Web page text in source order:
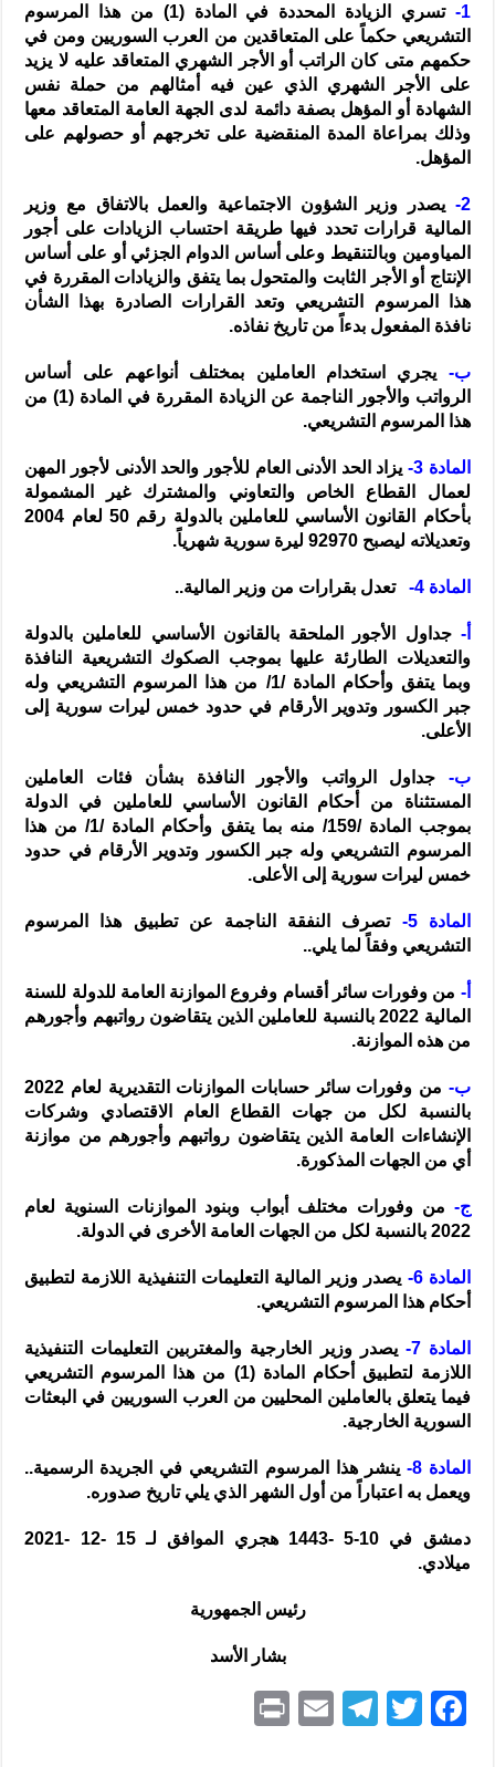
1-
تسري الزيادة المحددة في المادة (1) من هذا المرسوم
التشريعي حكماً على المتعاقدين من العرب السوريين ومن في
حكمهم متى كان الراتب أو الأجر الشهري المتعاقد عليه لا يزيد
على الأجر الشهري الذي عين فيه أمثالهم من حملة نفس
الشهادة أو المؤهل بصفة دائمة لدى الجهة العامة المتعاقد معها
وذلك بمراعاة المدة المنقضية على تخرجهم أو حصولهم على
المؤهل.
2-
يصدر وزير الشؤون الاجتماعية والعمل بالاتفاق مع وزير
المالية قرارات تحدد فيها طريقة احتساب الزيادات على أجور
المياومين وبالتنقيط وعلى أساس الدوام الجزئي أو على أساس
الإنتاج أو الأجر الثابت والمتحول بما يتفق والزيادات المقررة في
هذا المرسوم التشريعي وتعد القرارات الصادرة بهذا الشأن
نافذة المفعول بدءاً من تاريخ نفاذه.
ب- يجري استخدام العاملين بمختلف أنواعهم على أساس
الرواتب والأجور الناجمة عن الزيادة المقررة في المادة (1) من
هذا المرسوم التشريعي.
المادة 3-
يزاد الحد الأدنى العام للأجور والحد الأدنى لأجور المهن
لعمال القطاع الخاص والتعاوني والمشترك غير المشمولة
بأحكام القانون الأساسي للعاملين بالدولة رقم 50 لعام 2004
وتعديلاته ليصبح 92970 ليرة سورية شهرياً.
المادة 4- تعدل بقرارات من وزير المالية..
أ- ‌جداول الأجور الملحقة بالقانون الأساسي للعاملين بالدولة
والتعديلات الطارئة عليها بموجب الصكوك التشريعية النافذة
وبما يتفق وأحكام المادة /1/ من هذا المرسوم التشريعي وله
جبر الكسور وتدوير الأرقام في حدود خمس ليرات سورية إلى
الأعلى.
ب- ‌جداول الرواتب والأجور النافذة بشأن فئات العاملين
المستثناة من أحكام القانون الأساسي للعاملين في الدولة
بموجب المادة /159/ منه بما يتفق وأحكام المادة /1/ من هذا
المرسوم التشريعي وله جبر الكسور وتدوير الأرقام في حدود
خمس ليرات سورية إلى الأعلى.
المادة 5-
تصرف النفقة الناجمة عن تطبيق هذا المرسوم
التشريعي وفقاً لما يلي..
أ- ‌من وفورات سائر أقسام وفروع الموازنة العامة للدولة للسنة
المالية 2022 بالنسبة للعاملين الذين يتقاضون رواتبهم وأجورهم
من هذه الموازنة.
ب-
‌من وفورات سائر حسابات الموازنات التقديرية لعام 2022
بالنسبة لكل من جهات القطاع العام الاقتصادي وشركات
الإنشاءات العامة الذين يتقاضون رواتبهم وأجورهم من موازنة
أي من الجهات المذكورة.
ج- ‌من وفورات مختلف أبواب وبنود الموازنات السنوية لعام
2022 بالنسبة لكل من الجهات العامة الأخرى في الدولة.
المادة 6-
يصدر وزير المالية التعليمات التنفيذية اللازمة لتطبيق
أحكام هذا المرسوم التشريعي.
المادة 7-
يصدر وزير الخارجية والمغتربين التعليمات التنفيذية
اللازمة لتطبيق أحكام المادة (1)
من هذا المرسوم التشريعي
فيما يتعلق بالعاملين المحليين من العرب السوريين في البعثات
السورية الخارجية.
المادة 8-
ينشر هذا المرسوم التشريعي في الجريدة الرسمية..
ويعمل به اعتباراً من أول الشهر الذي يلي تاريخ صدوره.
دمشق في 10-5 -1443 هجري الموافق لـ 15 -12 -2021
ميلادي.
رئيس الجمهورية
بشار الأسد
F
T
T
E